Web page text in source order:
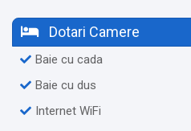
Dotari Camere
Baie cu cada
Baie cu dus
Internet WiFi